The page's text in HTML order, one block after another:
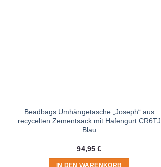
Beadbags Umhängetasche „Joseph“ aus
recycelten Zementsack mit Hafengurt CR6TJ
Blau
94,95 €
IN DEN WARENKORB